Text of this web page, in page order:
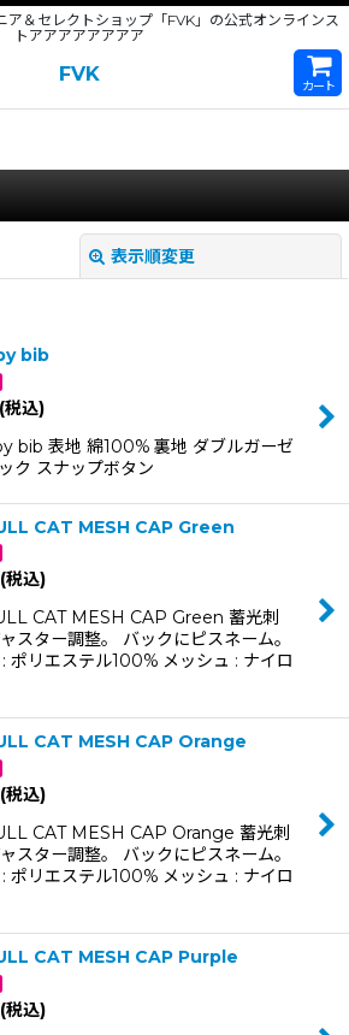
ア＆セレクトショップ「FVK」の公式オンラインス
トアアアアアアアア
FVK
カート
表示順変更
絞り込む
bib
(税込)
bib 表地 綿100% 裏地 ダブルガーゼ
ク スナップボタン
CAT MESH CAP Green
(税込)
CAT MESH CAP Green 蓄光刺
スター調整。 バックにピスネーム。
ポリエステル100% メッシュ : ナイロ
CAT MESH CAP Orange
(税込)
CAT MESH CAP Orange 蓄光刺
スター調整。 バックにピスネーム。
ポリエステル100% メッシュ : ナイロ
CAT MESH CAP Purple
(税込)